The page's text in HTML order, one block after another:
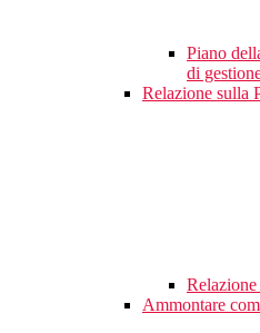
Piano
di
Relazione sulla
Ammontare